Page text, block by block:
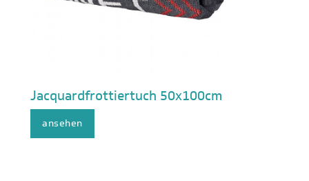
Jacquardfrottiertuch 50x100cm
ansehen